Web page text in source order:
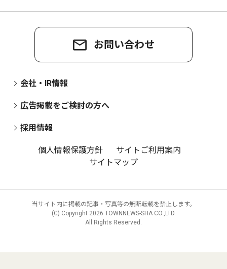
お問い合わせ
会社・IR情報
広告掲載をご検討の方へ
採用情報
個人情報保護方針
サイトご利用案内
サイトマップ
当サイト内に掲載の記事・写真等の無断転載を禁止します。
(C) Copyright 2026 TOWNNEWS-SHA CO.,LTD.
All Rights Reserved.